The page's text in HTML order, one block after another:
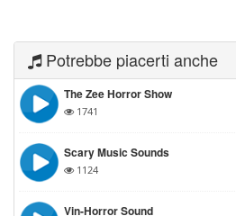
Potrebbe piacerti anche
The Zee Horror Show
1741
Scary Music Sounds
1124
Vin-Horror Sound